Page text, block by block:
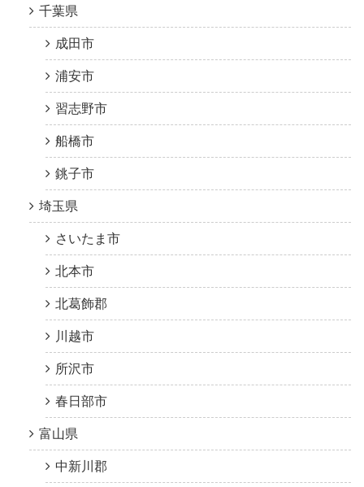
千葉県
成田市
浦安市
習志野市
船橋市
銚子市
埼玉県
さいたま市
北本市
北葛飾郡
川越市
所沢市
春日部市
富山県
中新川郡